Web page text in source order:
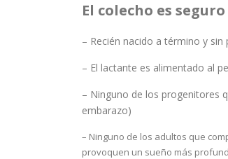
El colecho es
– Recién nacido a término y
– El lactante es alimentado al
– Ninguno de los progenitores
embarazo)
– Ninguno de los adultos que
provoquen un sueño más